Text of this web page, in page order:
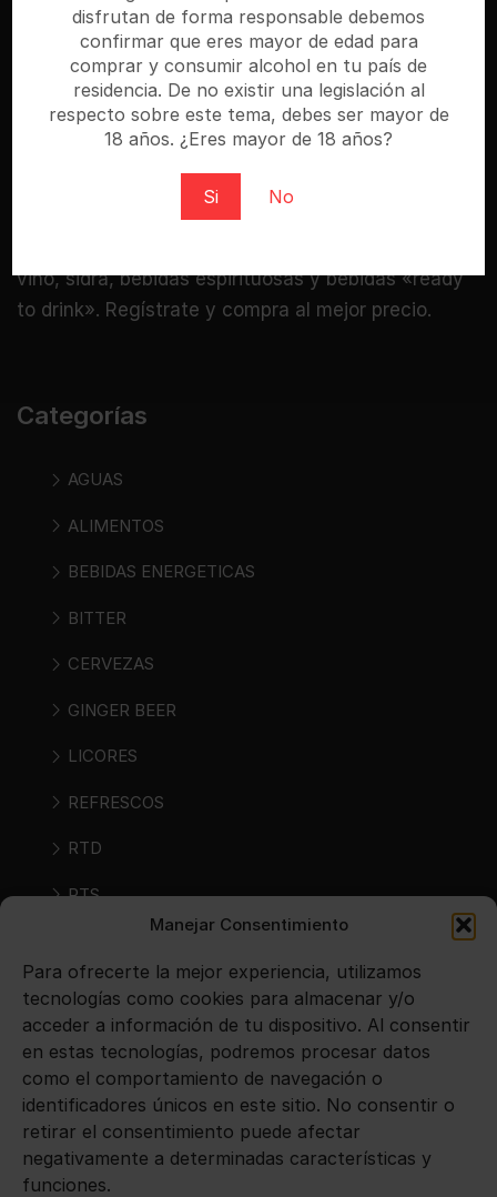
Manejar Consentimiento
Para ofrecerte la mejor experiencia, utilizamos
tecnologías como cookies para almacenar y/o
acceder a información de tu dispositivo. Al consentir
en estas tecnologías, podremos procesar datos
como el comportamiento de navegación o
identificadores únicos en este sitio. No consentir o
retirar el consentimiento puede afectar
negativamente a determinadas características y
funciones.
disfrutan de forma responsable debemos
confirmar que eres mayor de edad para
comprar y consumir alcohol en tu país de
residencia. De no existir una legislación al
respecto sobre este tema, debes ser mayor de
18 años. ¿Eres mayor de 18 años?
Si No
Bebidasencasa.com es una tienda online
vino, sidra, bebidas espirituosas y bebidas «ready
to drink». Regístrate y compra al mejor precio.
Categorías
AGUAS
ALIMENTOS
BEBIDAS ENERGETICAS
BITTER
CERVEZAS
GINGER BEER
LICORES
REFRESCOS
RTD
RTS
VINOS
Avisos legales
Aviso legal
Política de privacidad